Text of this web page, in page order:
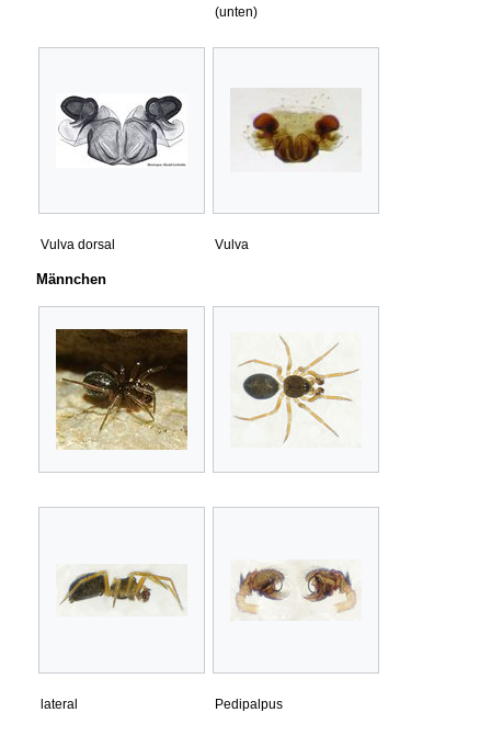
(unten)
Vulva dorsal Vulva
Männchen
lateral Pedipalpus